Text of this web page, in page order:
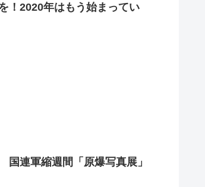
！2020年はもう始まってい
連軍縮週間「原爆写真展」